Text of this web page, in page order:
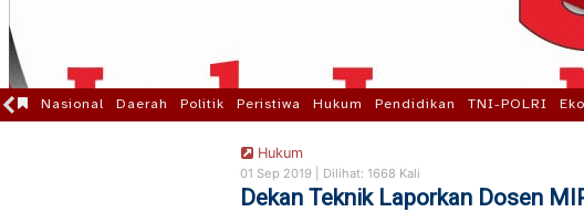
Nasional Daerah Politik Peristiwa Hukum Pendidikan TNI-POLRI
Hukum
01 Sep 2019 | Dilihat: 1668 Kali
Dekan Teknik Laporkan Dosen